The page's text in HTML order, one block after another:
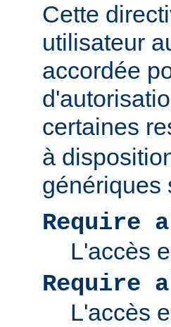
Cette
utilisateur
accordée
certaines
à
génériques
Require
L'accès
Require
L'accès